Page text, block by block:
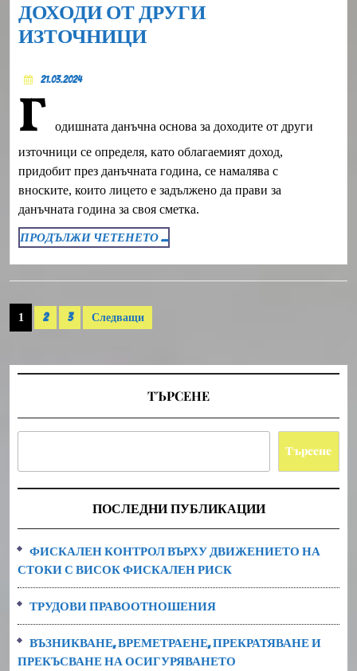
ДОХОДИ ОТ ДРУГИ
ИЗТОЧНИЦИДОХОДИ
21.03.2024
Г
одишната данъчна основа за доходите от други
източници се определя, като облагаемият доход,
придобит през данъчната година, се намалява с
вноските, които лицето е задължено да прави за
данъчната година за своя сметка.
ПРОДЪЛЖИ ЧЕТЕНЕТО ...ПРОДЪЛЖИ
Разделяне
на
публикациите
1 2 3 Следващи
ТЪРСЕНЕ
Търсене
ПОСЛЕДНИ ПУБЛИКАЦИИ
ФИСКАЛЕН КОНТРОЛ ВЪРХУ ДВИЖЕНИЕТО НА
СТОКИ С ВИСОК ФИСКАЛЕН РИСК
ТРУДОВИ ПРАВООТНОШЕНИЯ
ВЪЗНИКВАНЕ, ВРЕМЕТРАЕНЕ, ПРЕКРАТЯВАНЕ И
ПРЕКЪСВАНЕ НА ОСИГУРЯВАНЕТО